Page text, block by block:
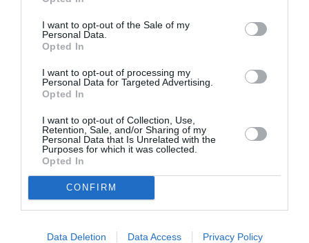
I want to opt-out of the Sale of my
Personal Data.
Opted In
I want to opt-out of processing my
Personal Data for Targeted Advertising.
Opted In
I want to opt-out of Collection, Use,
Retention, Sale, and/or Sharing of my
Personal Data that Is Unrelated with the
Purposes for which it was collected.
Opted In
CONFIRM
Data Deletion Data Access Privacy Policy
«Αόρατοι»: Είδαμε πρώτοι τη νέα ελληνική κωμική
σειρά, με τους Δημήτρη Πιατά και Μάκη
Παπαδημητρίου
By
ADVERTISEMENT - CONTINUE READING BELOW